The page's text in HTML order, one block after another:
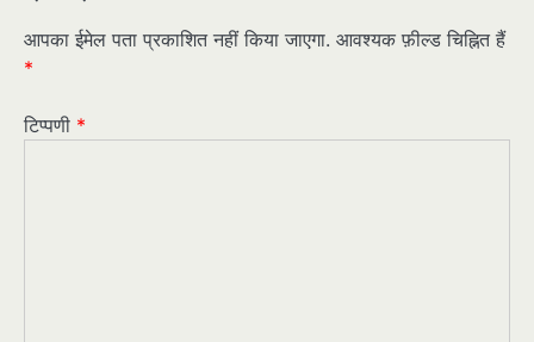
आपका ईमेल पता प्रकाशित नहीं किया जाएगा. आवश्यक फ़ील्ड चिह्नित हैं
*
टिप्पणी *